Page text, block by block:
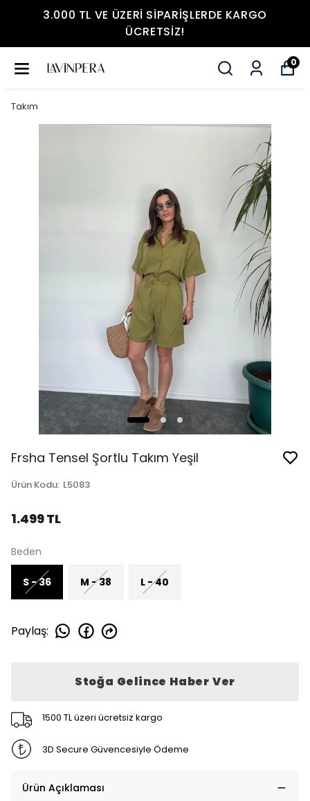
3.000 TL VE ÜZERI SIPARIŞLERDE KARGO
ÜCRETSIZ!
0
Takım
Frsha Tensel Şortlu Takım Yeşil
Ürün Kodu: L5083
1.499 TL
Beden
S - 36 M - 38 L - 40
Paylaş:
Stoğa Gelince Haber Ver
1500 TL üzeri ücretsiz kargo
3D Secure Güvencesiyle Ödeme
Ürün Açıklaması